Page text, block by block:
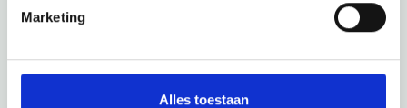
Marketing
Alles toestaan